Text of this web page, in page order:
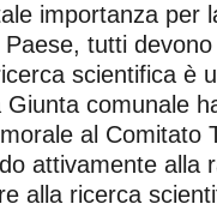
importanza per
Paese, tutti
scientifica è
Giunta comunale
al Comitato
attivamente alla
alla ricerca